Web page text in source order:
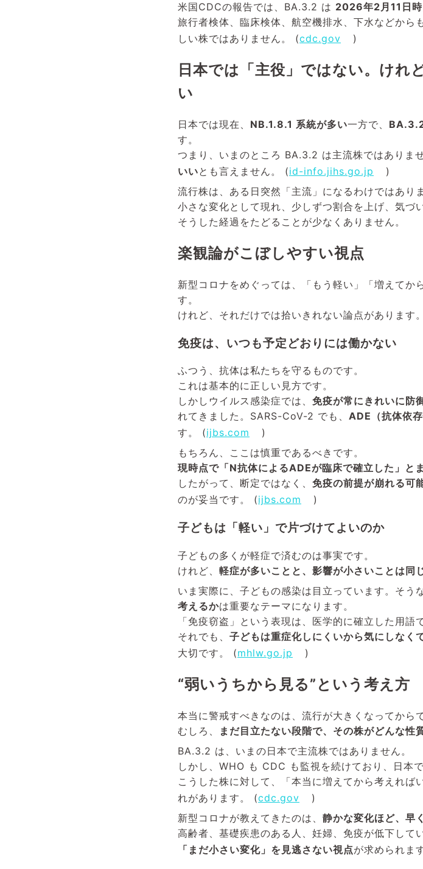
米国CDCの報告では、BA.3.2 は 2026年2月11日
旅行者検体、臨床検体、航空機排水、下水などから
しい株ではありません。 (cdc.gov )
日本では「主役」ではない。けれ
い
日本では現在、 NB.1.8.1 系統が多い一方で、
す。
つまり、いまのところ BA.3.2 は主流株ではありま
いいとも言えません。 (id-info.jihs.go.jp
)
流行株は、ある日突然「主流」になるわけではあり
小さな変化として現れ、少しずつ割合を上げ、気づ
そうした経過をたどることが少なくありません。
楽観論がこぼしやすい視点
新型コロナをめぐっては、「もう軽い」「増えてか
す。
けれど、それだけでは拾いきれない論点があります。
免疫は、いつも予定どおりには働かない
ふつう、抗体は私たちを守るものです。
これは基本的に正しい見方です。
しかしウイルス感染症では、 免疫が常にきれいに防
れてきました。SARS-CoV-2 でも、 ADE（抗体依存
す。 (ijbs.com
)
もちろん、ここは慎重であるべきです。
現時点で「N抗体によるADEが臨床で確立した」と
したがって、断定ではなく、 免疫の前提が崩れる可
のが妥当です。 (ijbs.com )
子どもは「軽い」で片づけてよいのか
子どもの多くが軽症で済むのは事実です。
けれど、 軽症が多いことと、影響が小さいことは同
いま実際に、子どもの感染は目立っています。そう
考えるかは重要なテーマになります。
「免疫窃盗」という表現は、医学的に確立した用語
それでも、 子どもは重症化しにくいから気にしなく
大切です。 (mhlw.go.jp )
“弱いうちから見る”という考え方
本当に警戒すべきなのは、流行が大きくなってから
むしろ、
まだ目立たない段階で、その株がどんな性
BA.3.2 は、いまの日本で主流株ではありません。
しかし、WHO も CDC も監視を続けており、日本
こうした株に対して、「本当に増えてから考えれば
れがあります。 (cdc.gov
)
新型コロナが教えてきたのは、 静かな変化ほど、早
高齢者、基礎疾患のある人、妊婦、免疫が低下して
「まだ小さい変化」を見逃さない視点が求められま